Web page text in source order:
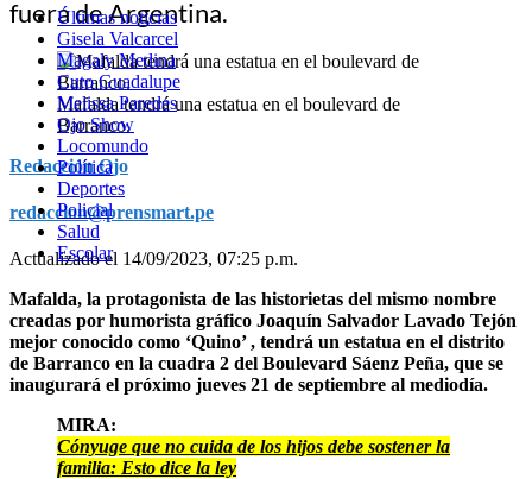
Últimas noticias
Gisela Valcarcel
Magaly Medina
Cuto Guadalupe
Melissa Paredes
Ojo Show
Locomundo
Política
Deportes
Policial
Salud
Escolar
fuera de Argentina.
Mafalda tendrá una estatua en el boulevard de
Barranco.
Redacción Ojo
redaccion@prensmart.pe
Actualizado el 14/09/2023, 07:25 p.m.
Mafalda, la protagonista de las historietas del mismo nombre
creadas por humorista gráfico Joaquín Salvador Lavado Tejón
mejor conocido como ‘Quino’ , tendrá un estatua en el distrito
de Barranco en la cuadra 2 del Boulevard Sáenz Peña, que se
inaugurará el próximo jueves 21 de septiembre al mediodía.
MIRA:
Cónyuge que no cuida de los hijos debe sostener la
familia: Esto dice la ley